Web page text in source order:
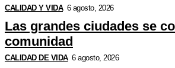
CALIDAD Y VIDA 6 agosto, 2026
Las grandes ciudades se
comunidad
CALIDAD DE VIDA 6 agosto, 2026